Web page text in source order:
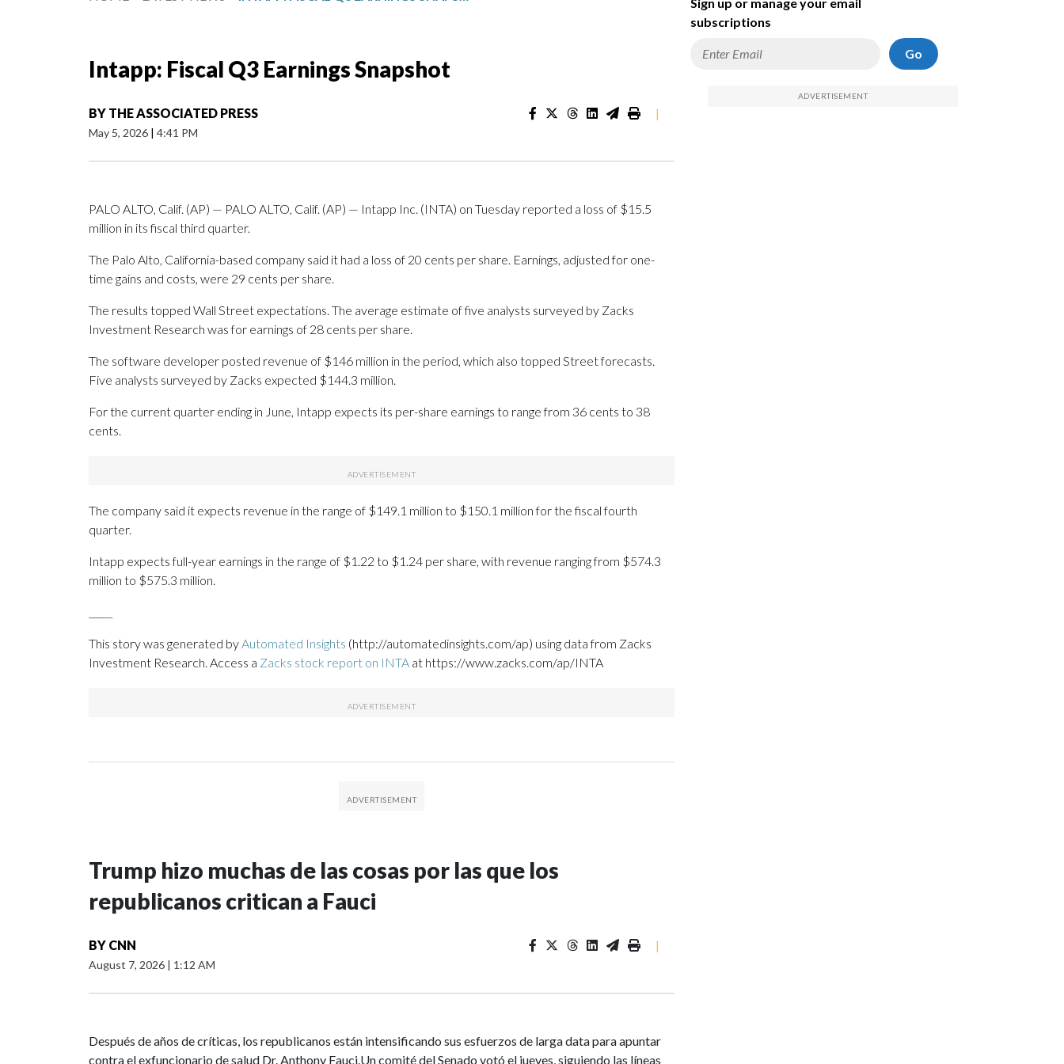
Intapp: Fiscal Q3 Earnings Snapshot
BY THE ASSOCIATED PRESS
May 5, 2026 | 4:41 PM
|
PALO ALTO, Calif. (AP) — PALO ALTO, Calif. (AP) — Intapp Inc. (INTA) on Tuesday reported a loss of $15.5
million in its fiscal third quarter.
The Palo Alto, California-based company said it had a loss of 20 cents per share. Earnings, adjusted for one-
time gains and costs, were 29 cents per share.
The results topped Wall Street expectations. The average estimate of five analysts surveyed by Zacks
Investment Research was for earnings of 28 cents per share.
The software developer posted revenue of $146 million in the period, which also topped Street forecasts.
Five analysts surveyed by Zacks expected $144.3 million.
For the current quarter ending in June, Intapp expects its per-share earnings to range from 36 cents to 38
cents.
The company said it expects revenue in the range of $149.1 million to $150.1 million for the fiscal fourth
quarter.
Intapp expects full-year earnings in the range of $1.22 to $1.24 per share, with revenue ranging from $574.3
million to $575.3 million.
This story was generated byAutomated Insights (http://automatedinsights.com/ap) using data from Zacks
Investment Research. Access a Zacks stock report on INTA at https://www.zacks.com/ap/INTA
Trump hizo muchas de las cosas por las que los
republicanos critican a Fauci
BY CNN
August 7, 2026 | 1:12 AM
|
Después de años de críticas, los republicanos están intensificando sus esfuerzos de larga data para apuntar
contra el exfuncionario de salud Dr. Anthony Fauci.Un comité del Senado votó el jueves, siguiendo las líneas
subscriptions
Go